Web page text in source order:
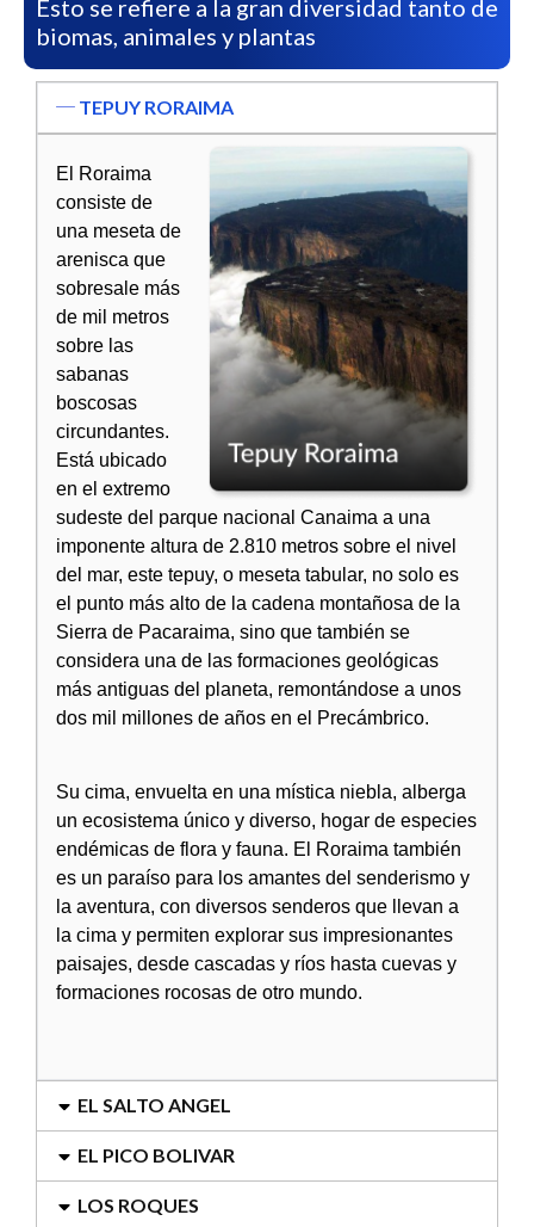
Esto se refiere a la gran diversidad tanto de
biomas, animales y plantas
TEPUY RORAIMA
El Roraima
consiste de
una meseta de
arenisca que
sobresale más
de mil metros
sobre las
sabanas
boscosas
circundantes.
Está ubicado
en el extremo
sudeste del parque nacional Canaima a una
imponente altura de 2.810 metros sobre el nivel
del mar, este tepuy, o meseta tabular, no solo es
el punto más alto de la cadena montañosa de la
Sierra de Pacaraima, sino que también se
considera una de las formaciones geológicas
más antiguas del planeta, remontándose a unos
dos mil millones de años en el Precámbrico.
Su cima, envuelta en una mística niebla, alberga
un ecosistema único y diverso, hogar de especies
endémicas de flora y fauna. El Roraima también
es un paraíso para los amantes del senderismo y
la aventura, con diversos senderos que llevan a
la cima y permiten explorar sus impresionantes
paisajes, desde cascadas y ríos hasta cuevas y
formaciones rocosas de otro mundo.
EL SALTO ANGEL
EL PICO BOLIVAR
LOS ROQUES